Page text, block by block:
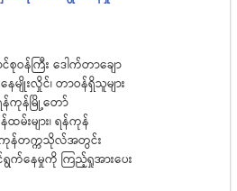
စုဝန်ကြီး ဒေါက်တာချော
မျိုးလှိုင်၊ တာဝန်ရှိသူများ
ကုန်မြို့တော်
းများ၊ ရန်ကုန်
ကုန်တက္ကသိုလ်အတွင်း
က်နေမှုကို ကြည့်ရှုအားပေး